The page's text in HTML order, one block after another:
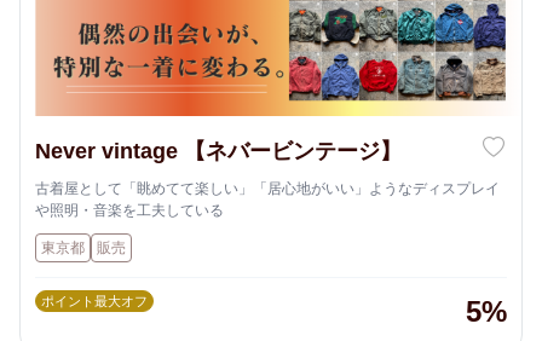
Never vintage 【ネバービンテージ】
古着屋として「眺めてて楽しい」「居心地がいい」ようなディスプレイ
や照明・音楽を工夫している
東京都 販売
ポイント最大オフ 5%